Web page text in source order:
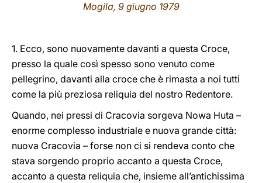
Mogila, 9 giugno 1979
1. Ecco, sono nuovamente davanti a questa Croce,
presso la quale così spesso sono venuto come
pellegrino, davanti alla croce che è rimasta a noi tutti
come la più preziosa reliquia del nostro Redentore.
Quando, nei pressi di Cracovia sorgeva Nowa Huta –
enorme complesso industriale e nuova grande città:
nuova Cracovia – forse non ci si rendeva conto che
stava sorgendo proprio accanto a questa Croce,
accanto a questa reliquia che, insieme all’antichissima